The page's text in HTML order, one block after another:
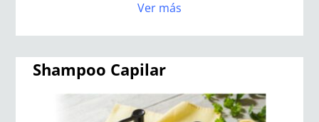
Ver más
Shampoo Capilar